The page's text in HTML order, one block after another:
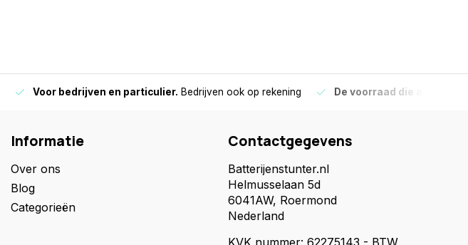
Voor bedrijven en particulier. Bedrijven ook op rekening De voorraad die
Informatie
Over ons
Blog
Categorieën
Contactgegevens
Batterijenstunter.nl
Helmusselaan 5d
6041AW, Roermond
Nederland
KVK nummer: 62275143 - BTW